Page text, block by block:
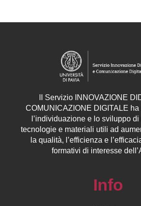
Servizio INNOVAZIONE
COMUNICAZIONE DIGITALE
l’individuazione e lo sviluppo
tecnologie e materiali utili ad
la qualità, l’efficienza e
formativi di interesse
Info